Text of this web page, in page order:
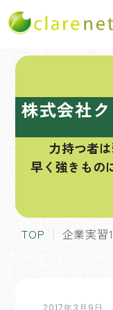
株式会社
力持つ者
早く強きもの
TOP 企業実習
2017年3月9日